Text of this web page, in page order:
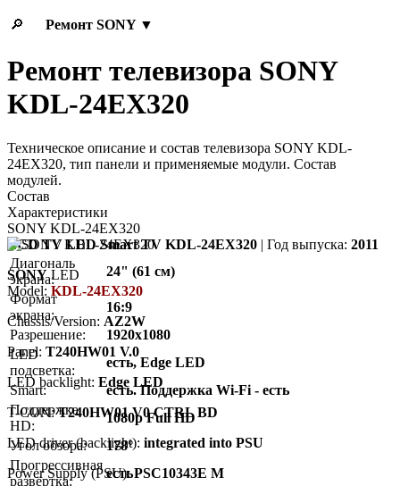
🔎 Ремонт SONY▼
Ремонт телевизора SONY
KDL-24EX320
Техническое описание и состав телевизора SONY KDL-
24EX320, тип панели и применяемые модули. Состав
модулей.
Состав
Характеристики
SONY KDL-24EX320
LCD TV LED Smart TV KDL-24EX320 | Год выпуска: 2011
Диагональ
экрана:
24" (61 см)
Формат
экрана:
16:9
Разрешение:
1920x1080
LED
подсветка:
есть, Edge LED
Smart:
есть. Поддержка Wi-Fi - есть
Поддержка
HD:
1080p Full HD
Угол обзора:
178°
Прогрессивная
развёртка:
есть
SONYLED
Model: KDL-24EX320
Chassis/Version: AZ2W
Panel: T240HW01 V.0
LED backlight: Edge LED
T-CON:T240HW01 V0 CTRL BD
LED driver (backlight): integrated into PSU
Power Supply (PSU):PSC10343E M